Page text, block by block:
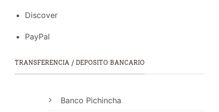
Discover
PayPal
TRANSFERENCIA / DEPOSITO BANCARIO
Banco Pichincha